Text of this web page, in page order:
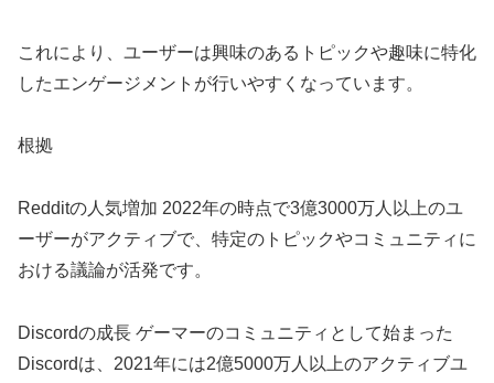
これにより、ユーザーは興味のあるトピックや趣味に特化
したエンゲージメントが行いやすくなっています。
根拠
Redditの人気増加 2022年の時点で3億3000万人以上のユ
ーザーがアクティブで、特定のトピックやコミュニティに
おける議論が活発です。
Discordの成長 ゲーマーのコミュニティとして始まった
Discordは、2021年には2億5000万人以上のアクティブユ